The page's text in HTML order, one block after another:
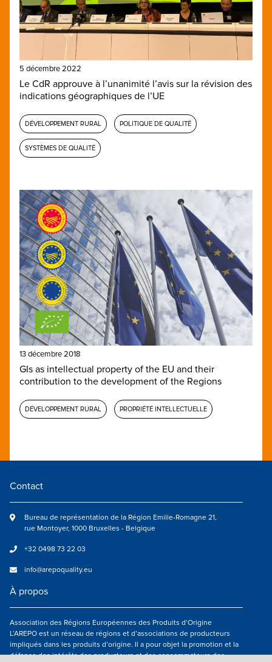
5 décembre 2022
Le CdR approuve à l’unanimité l’avis sur la révision des
indications géographiques de l’UE
DÉVELOPPEMENT RURAL POLITIQUE DE QUALITÉ
SYSTÈMES DE QUALITÉ
13 décembre 2018
GIs as intellectual property of the EU and their
contribution to the development of the Regions
DÉVELOPPEMENT RURAL PROPRIÉTÉ INTELLECTUELLE
Contact
Bureau de représentation de la Région Emilie-Romagne 21,
rue Montoyer, 1000 Bruxelles - Belgique
+32 0498 73 22 03
info@arepoquality.eu
À propos
Association des Régions Européennes des Produits d’Origine
L’AREPO est un réseau de régions et d’associations de producteurs
impliqués dans les produits d’origine. Il a pour objet la promotion et la
défense des intérêts des producteurs et des consommateurs des